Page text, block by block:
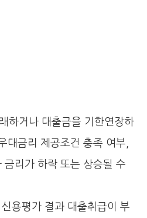
하거나 대출금을 기한연장하
대금리 제공조건 충족 여부,
금리가 하락 또는 상승될 수
용평가 결과 대출취급이 부